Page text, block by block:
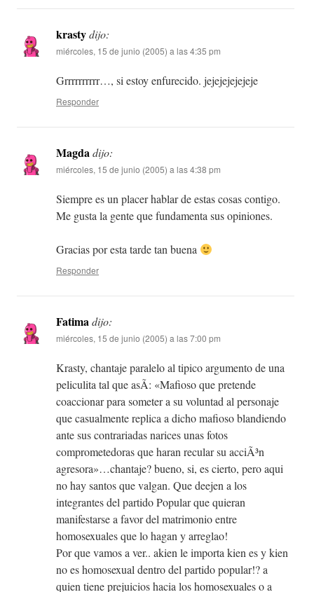
krastydijo:
miércoles, 15 de junio (2005) a las 4:35 pm
Grrrrrrrrrr…, si estoy enfurecido. jejejejejejeje
Responder
Magdadijo:
miércoles, 15 de junio (2005) a las 4:38 pm
Siempre es un placer hablar de estas cosas contigo.
Me gusta la gente que fundamenta sus opiniones.
Gracias por esta tarde tan buena
Responder
Fatimadijo:
miércoles, 15 de junio (2005) a las 7:00 pm
Krasty, chantaje paralelo al tipico argumento de una
peliculita tal que asÃ­: «Mafioso que pretende
coaccionar para someter a su voluntad al personaje
que casualmente replica a dicho mafioso blandiendo
ante sus contrariadas narices unas fotos
comprometedoras que haran recular su acciÃ³n
agresora»…chantaje? bueno, si, es cierto, pero aqui
no hay santos que valgan. Que deejen a los
integrantes del partido Popular que quieran
manifestarse a favor del matrimonio entre
homosexuales que lo hagan y arreglao!
Por que vamos a ver.. akien le importa kien es y kien
no es homosexual dentro del partido popular!? a
quien tiene prejuicios hacia los homosexuales o a